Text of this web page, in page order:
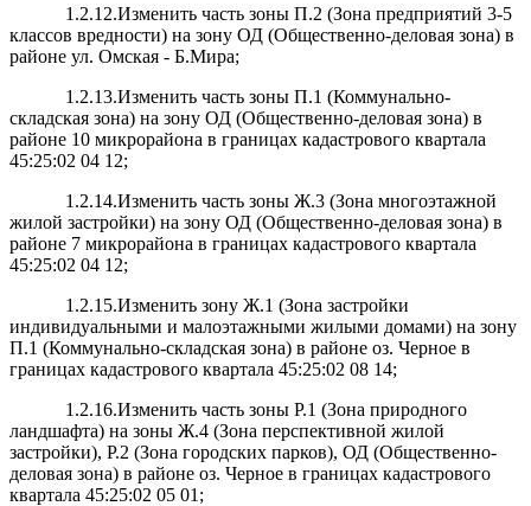
1.2.12.Изменить часть зоны П.2 (Зона предприятий 3-5
классов вредности) на зону ОД (Общественно-деловая зона) в
районе ул. Омская - Б.Мира;
1.2.13.Изменить часть зоны П.1 (Коммунально-
складская зона) на зону ОД (Общественно-деловая зона) в
районе 10 микрорайона в границах кадастрового квартала
45:25:02 04 12;
1.2.14.Изменить часть зоны Ж.3 (Зона многоэтажной
жилой застройки) на зону ОД (Общественно-деловая зона) в
районе 7 микрорайона в границах кадастрового квартала
45:25:02 04 12;
1.2.15.Изменить зону Ж.1 (Зона застройки
индивидуальными и малоэтажными жилыми домами) на зону
П.1 (Коммунально-складская зона) в районе оз. Черное в
границах кадастрового квартала 45:25:02 08 14;
1.2.16.Изменить часть зоны Р.1 (Зона природного
ландшафта) на зоны Ж.4 (Зона перспективной жилой
застройки), Р.2 (Зона городских парков), ОД (Общественно-
деловая зона) в районе оз. Черное в границах кадастрового
квартала 45:25:02 05 01;